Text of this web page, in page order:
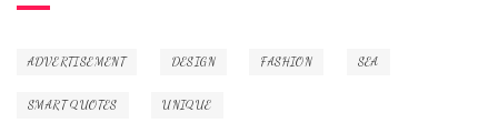
ADVERTISEMENT DESIGN FASHION SEA
SMART QUOTES UNIQUE